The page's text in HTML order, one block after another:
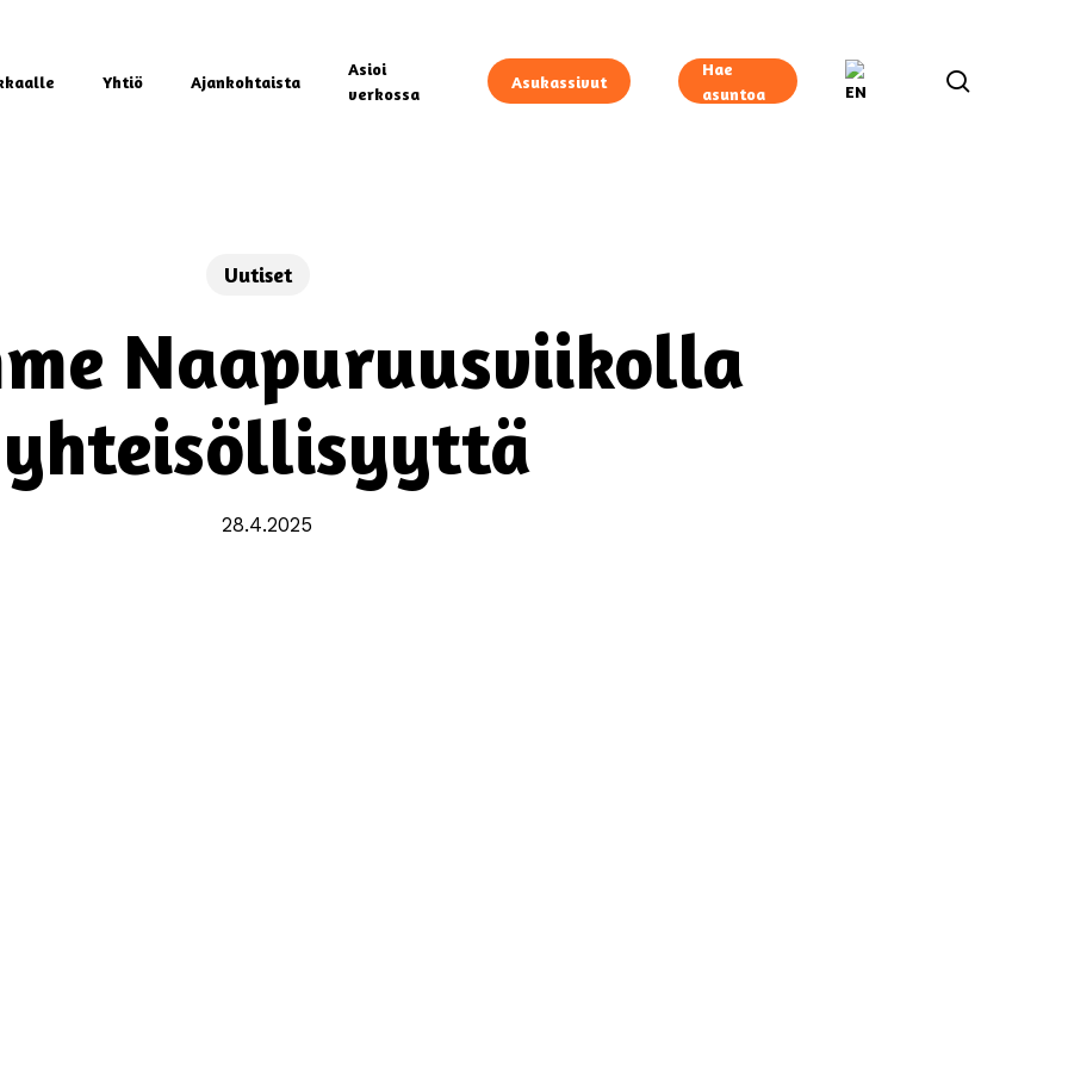
Yhtiö Ajankohtaista
Asioi
verkossa
Asukassivut
Hae
asuntoa
Uutiset
Naapuruusviikolla
yhteisöllisyyttä
28.4.2025